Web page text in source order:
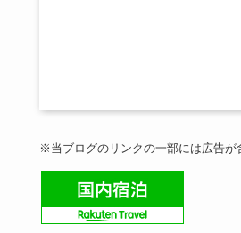
※当ブログのリンクの一部には広告が